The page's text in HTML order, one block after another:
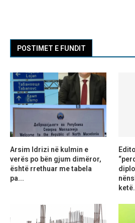
POSTIMET E FUNDIT
Arsim Idrizi në kulmin e
verës po bën gjum dimëror,
është rrethuar me tabela
pa...